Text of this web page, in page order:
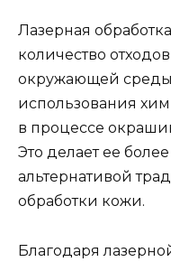
Лазерная
количество
окружающей среды,
использования
в процессе
Это делает ее
альтернативой
обработки кожи.
Благодаря